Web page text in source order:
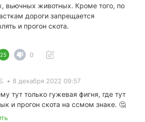
вьючных животных. Кроме того, по
дороги запрещается
и прогон скота.
25 0
• 8 декабря 2022 09:57
тут только гужевая фигня, где тут
и прогон скота на ссмом знаке. 🤔